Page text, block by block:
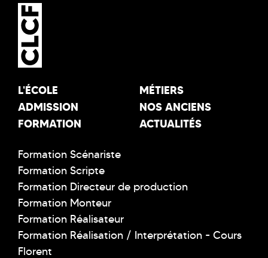
L'ÉCOLE
ADMISSION
FORMATION
MÉTIERS
NOS ANCIENS
ACTUALITÉS
Formation Scénariste
Formation Scripte
Formation Directeur de production
Formation Monteur
Formation Réalisateur
Formation Réalisation / Interprétation - Cours
Florent